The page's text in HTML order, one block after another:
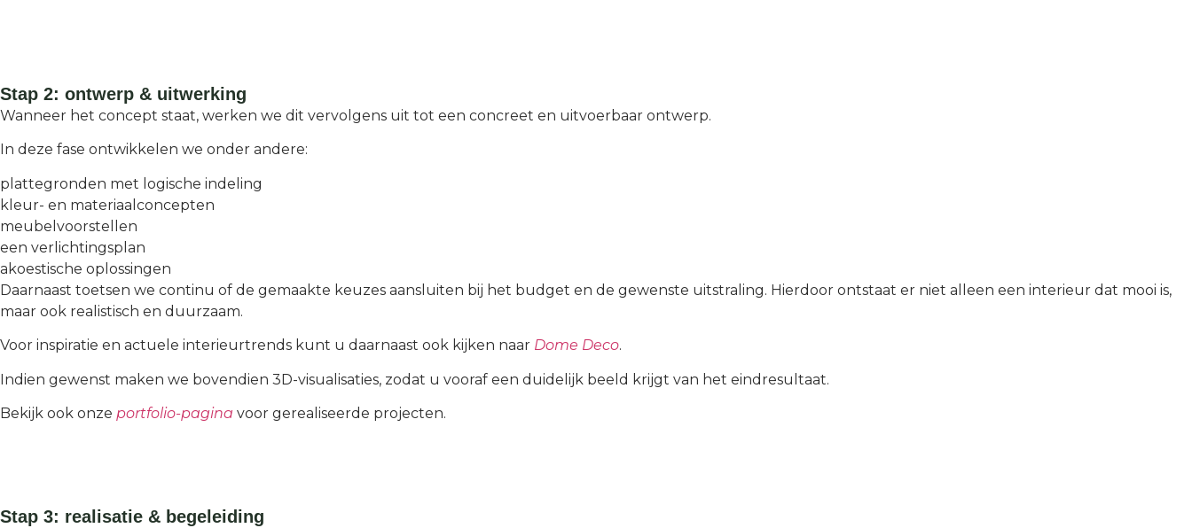
Stap 2: ontwerp & uitwerking
Wanneer het concept staat, werken we dit vervolgens uit tot een concreet en uitvoerbaar ontwerp.
In deze fase ontwikkelen we onder andere:
plattegronden met logische indeling
kleur- en materiaalconcepten
meubelvoorstellen
een verlichtingsplan
akoestische oplossingen
Daarnaast toetsen we continu of de gemaakte keuzes aansluiten bij het budget en de gewenste uitstraling. Hierdoor ontstaat er niet alleen een interieur dat mooi is,
maar ook realistisch en duurzaam.
Voor inspiratie en actuele interieurtrends kunt u daarnaast ook kijken naar Dome Deco.
Indien gewenst maken we bovendien 3D-visualisaties, zodat u vooraf een duidelijk beeld krijgt van het eindresultaat.
Bekijk ook onze portfolio-pagina voor gerealiseerde projecten.
Stap 3: realisatie & begeleiding